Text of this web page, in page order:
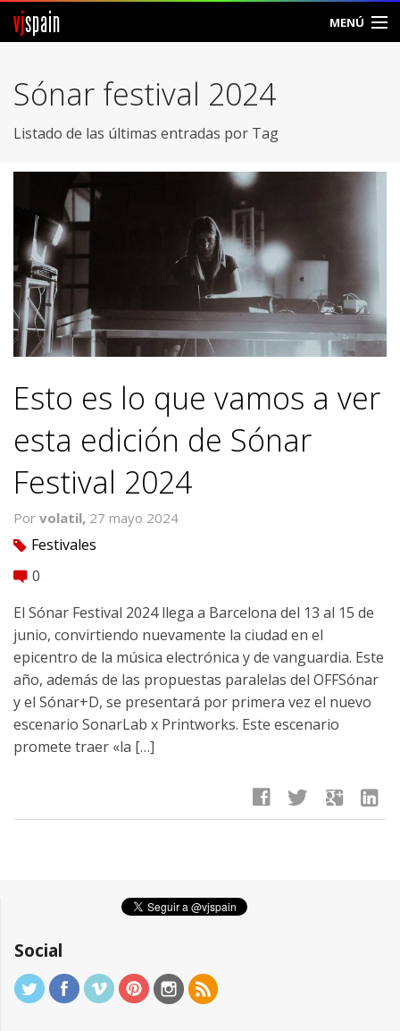
vjspain MENÚ
Foros
Ayuda
Contacto
Entrar
Sónar festival 2024
Listado de las últimas entradas por Tag
Esto es lo que vamos a ver
esta edición de Sónar
Festival 2024
Por volatil, 27 mayo 2024
tag Festivales
comment 0
El Sónar Festival 2024 llega a Barcelona del 13 al 15 de
junio, convirtiendo nuevamente la ciudad en el
epicentro de la música electrónica y de vanguardia. Este
año, además de las propuestas paralelas del OFFSónar
y el Sónar+D, se presentará por primera vez el nuevo
escenario SonarLab x Printworks. Este escenario
promete traer «la […]
facebook twitter google linkedin
Social